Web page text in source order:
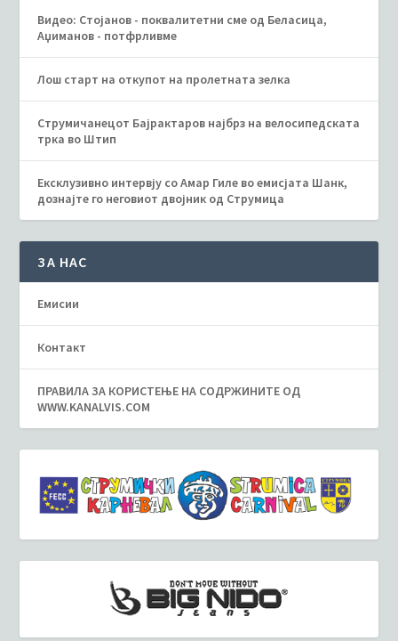
Видео: Стојанов - поквалитетни сме од Беласица,
Аџиманов - потфрливме
Лош старт на откупот на пролетната зелка
Струмичанецот Бајрактаров најбрз на велосипедската
трка во Штип
Ексклузивно интервју со Амар Гиле во емисјата Шанк,
дознајте го неговиот двојник од Струмица
ЗА НАС
Емисии
Контакт
ПРАВИЛА ЗА КОРИСТЕЊЕ НА СОДРЖИНИТЕ ОД
WWW.KANALVIS.COM